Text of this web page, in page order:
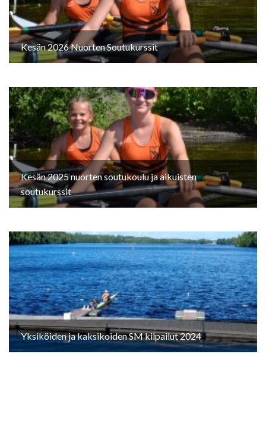
Kesän 2026 Nuorten Soutukurssit
Kesän 2025 nuorten soutukoulu ja aikuisten
soutukurssit
Yksiköiden ja kaksikoiden SM kilpailut 2024